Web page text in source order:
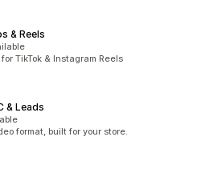
& Reels
TikTok & Instagram Reels
& Leads
format, built for your store.